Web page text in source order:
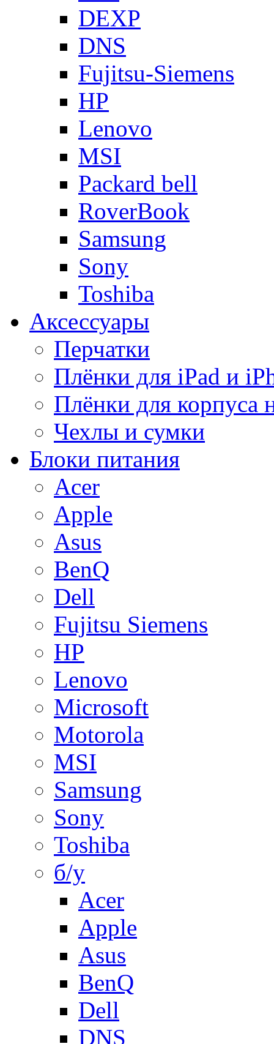
DEXP
DNS
Fujitsu-Siemens
HP
Lenovo
MSI
Packard bell
RoverBook
Samsung
Sony
Toshiba
Аксессуары
Перчатки
Плёнки для iPad и
Плёнки для корпуса
Чехлы и сумки
Блоки питания
Acer
Apple
Asus
BenQ
Dell
Fujitsu Siemens
HP
Lenovo
Microsoft
Motorola
MSI
Samsung
Sony
Toshiba
б/у
Acer
Apple
Asus
BenQ
Dell
DNS